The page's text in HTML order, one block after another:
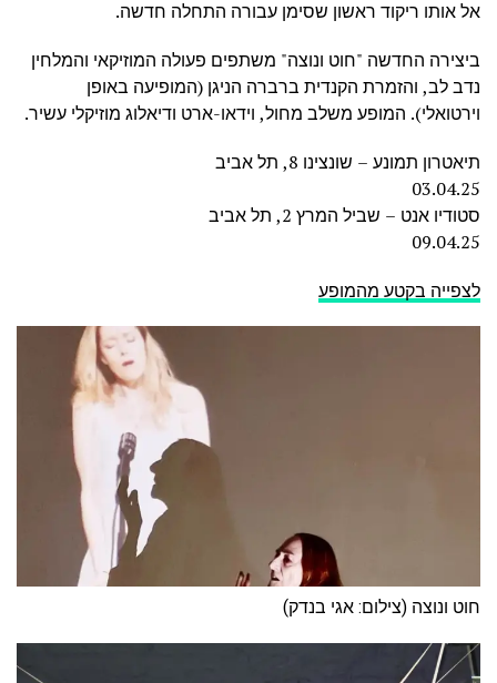
אל אותו ריקוד ראשון שסימן עבורה התחלה חדשה.
ביצירה החדשה "חוט ונוצה" משתפים פעולה המוזיקאי והמלחין
נדב לב, והזמרת הקנדית ברברה הניגן (המופיעה באופן
וירטואלי). המופע משלב מחול, וידאו-ארט ודיאלוג מוזיקלי עשיר.
תיאטרון תמונע – שונצינו 8, תל אביב
03.04.25
סטודיו אנט – שביל המרץ 2, תל אביב
09.04.25
לצפייה בקטע מהמופע
חוט ונוצה (צילום: אגי בנדק)